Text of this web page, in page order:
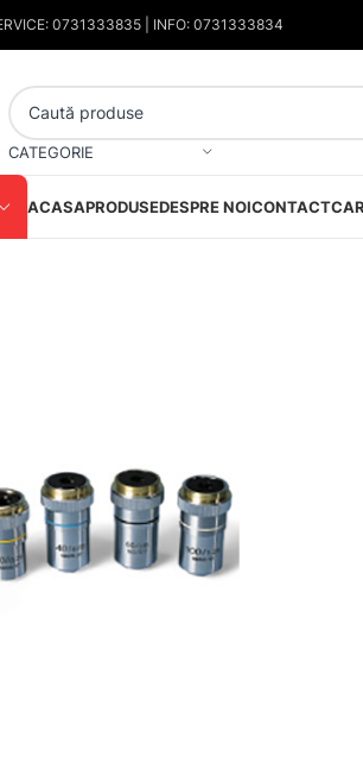
0731333835 | INFO: 0731333834
CATEGORIE
ACASAPRODUSEDESPRE NOICONTACT